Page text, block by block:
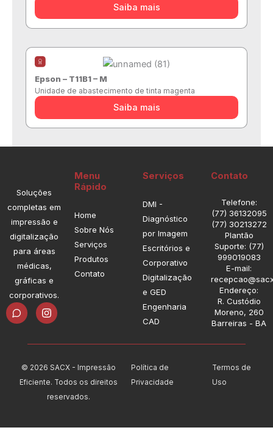
Saiba mais
Epson – T11B1 – M
Unidade de abastecimento de tinta magenta
Saiba mais
Soluções
completas em
impressão e
digitalização
para áreas
médicas,
gráficas e
corporativos.
I
n
s
a
r
a
Menu
Rápido
Home
Sobre Nós
Serviços
Produtos
Contato
Serviços
DMI -
Diagnóstico
por Imagem
Escritórios e
Corporativo
Digitalização
e GED
Engenharia
CAD
Contato
Telefone:
(77) 36132095
(77) 30213272
Plantão
Suporte: (77)
999019083
E-mail:
Endereço:
R. Custódio
Moreno, 260
Barreiras - BA
© 2026 SACX - Impressão
Eficiente. Todos os direitos
reservados.
Política de
Privacidade
Termos de
Uso